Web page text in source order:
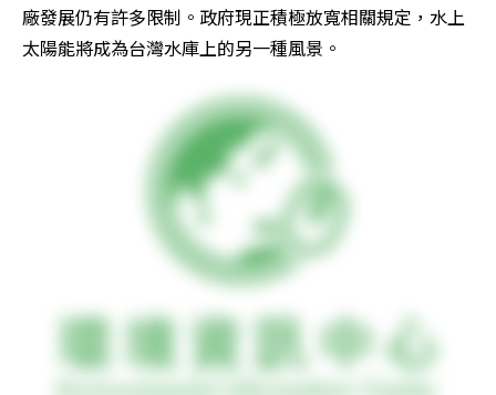
廠發展仍有許多限制。政府現正積極放寬相關規定，水上
太陽能將成為台灣水庫上的另一種風景。